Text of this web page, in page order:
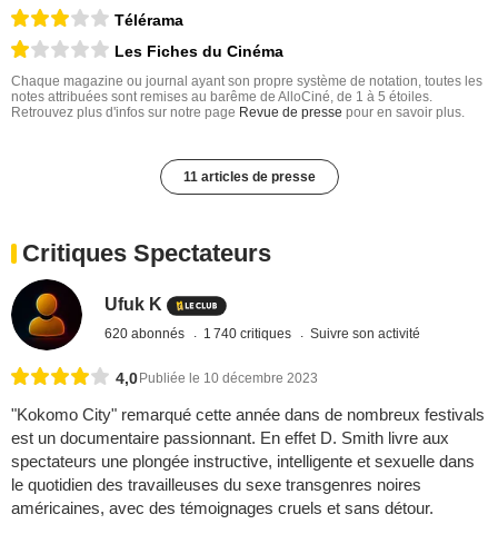
Télérama
Les Fiches du Cinéma
Chaque magazine ou journal ayant son propre système de notation, toutes les
notes attribuées sont remises au barême de AlloCiné, de 1 à 5 étoiles.
Retrouvez plus d'infos sur notre page Revue de presse pour en savoir plus.
11 articles de presse
Critiques Spectateurs
Ufuk K
620 abonnés 1 740 critiques Suivre son activité
4,0 Publiée le 10 décembre 2023
"Kokomo City" remarqué cette année dans de nombreux festivals
est un documentaire passionnant. En effet D. Smith livre aux
spectateurs une plongée instructive, intelligente et sexuelle dans
le quotidien des travailleuses du sexe transgenres noires
américaines, avec des témoignages cruels et sans détour.